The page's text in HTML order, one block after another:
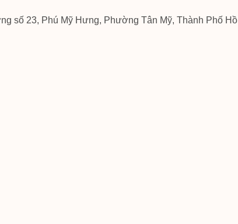
số 23, Phú Mỹ Hưng, Phường Tân Mỹ, Thành Phố